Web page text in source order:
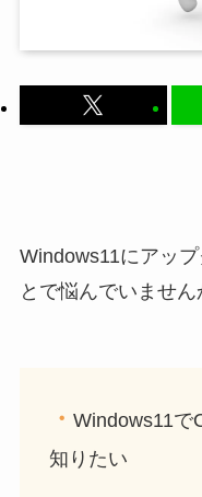
Windows11にアッ
とで悩んでいません
・ Windows11で
知りたい